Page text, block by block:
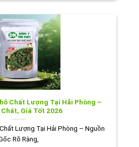
Chất Lượng Tại Hải Phòng –
Chất, Giá Tốt 2026
Lượng Tại Hải Phòng – Nguồn
Rõ Ràng,